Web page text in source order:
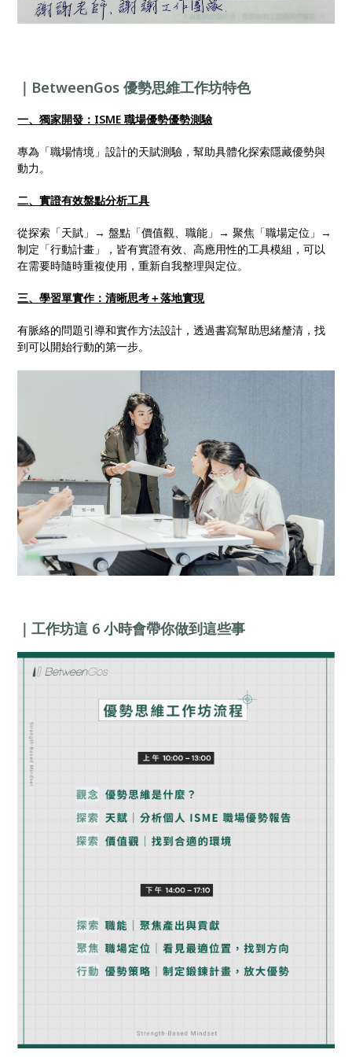
｜BetweenGos 優勢思維工作坊特色
一、獨家開發：ISME 職場優勢優勢測驗
專為「職場情境」設計的天賦測驗，幫助具體化探索隱藏優勢與
動力。
二、實證有效盤點分析工具
從探索「天賦」→ 盤點「價值觀、職能」→ 聚焦「職場定位」→
制定「行動計畫」，皆有實證有效、高應用性的工具模組，可以
在需要時隨時重複使用，重新自我整理與定位。
三、學習單實作：清晰思考＋落地實現
有脈絡的問題引導和實作方法設計，透過書寫幫助思緒釐清，找
到可以開始行動的第一步。
｜工作坊這 6 小時會帶你做到這些事